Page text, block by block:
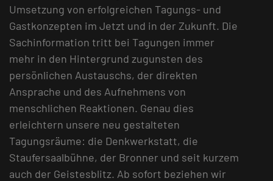
Umsetzung von erfolgreichen Tagungs- und
Gastkonzepten im Jetzt und in der Zukunft. Die
Sachinformation tritt bei Tagungen immer
mehr in den Hintergrund zugunsten des
persönlichen Austauschs, der direkten
Ansprache und des Aufnehmens von
menschlichen Reaktionen. Genau dies
erleichtern unsere neu gestalteten
Tagungsräume: die Denkwerkstatt, die
Staufersaalbühne, der Bronner und seit kurzem
auch der Geistesblitz. Ab sofort beziehen wir